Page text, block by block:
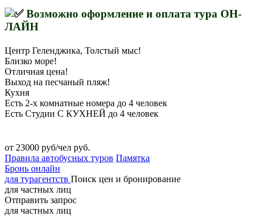
Возможно оформление и оплата тура ОН-
ЛАЙН
Центр Геленджика, Толстый мыс!
Близко море!
Отличная цена!
Выход на песчаный пляж!
Кухня
Есть 2-х комнатные номера до 4 человек
Есть Студии С КУХНЕЙ до 4 человек
от 23000 руб/чел руб.
Правила автобусных туров Памятка
Бронь онлайн
для турагентств Поиск цен и бронирование
для частных лиц
Отправить запрос
для частных лиц